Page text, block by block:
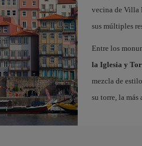
vecina de Villa
sus múltiples
Entre los
la Iglesia y
mezcla de
su torre, la más